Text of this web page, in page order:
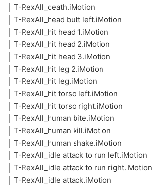
│ T-RexAll_death.iMotion
│ T-RexAll_head butt left.iMotion
│ T-RexAll_hit head 1.iMotion
│ T-RexAll_hit head 2.iMotion
│ T-RexAll_hit head 3.iMotion
│ T-RexAll_hit leg 2.iMotion
│ T-RexAll_hit leg.iMotion
│ T-RexAll_hit torso left.iMotion
│ T-RexAll_hit torso right.iMotion
│ T-RexAll_human bite.iMotion
│ T-RexAll_human kill.iMotion
│ T-RexAll_human shake.iMotion
│ T-RexAll_idle attack to run left.iMotion
│ T-RexAll_idle attack to run right.iMotion
│ T-RexAll_idle attack.iMotion